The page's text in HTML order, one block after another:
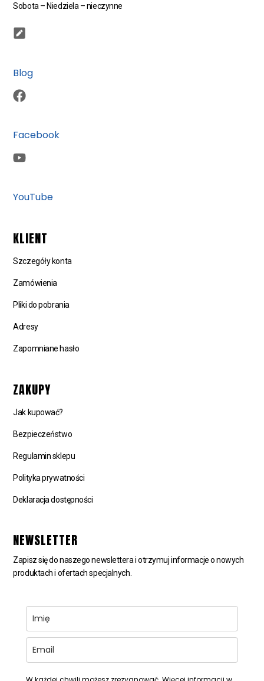
Sobota – Niedziela – nieczynne
Blog
Facebook
YouTube
KLIENT
Szczegóły konta
Zamówienia
Pliki do pobrania
Adresy
Zapomniane hasło
ZAKUPY
Jak kupować?
Bezpieczeństwo
Regulamin sklepu
Polityka prywatności
Deklaracja dostępności
NEWSLETTER
Zapisz się do naszego newslettera i otrzymuj informacje o nowych
produktach i ofertach specjalnych.